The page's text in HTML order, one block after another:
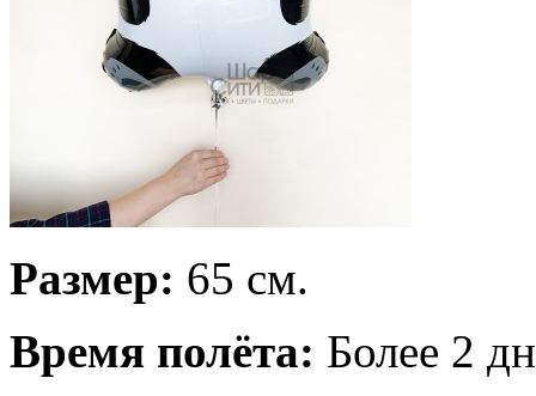
Размер: 65 см.
Время полёта: Более 2